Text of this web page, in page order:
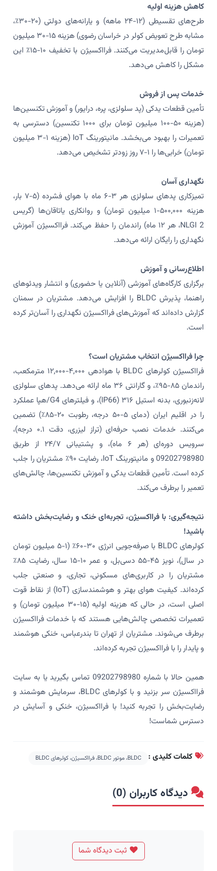
کاهش هزینه اولیه
طرح‌های تقسیطی (۱۲-۲۴ ماهه) و یارانه‌های دولتی (۲۰-۳۰٪،
مشابه طرح تعویض کولر در خراسان رضوی) هزینه ۱۵-۳۰ میلیون
تومان را قابل‌مدیریت می‌کنند. فرااکسیژن با تخفیف ۱۰-۱۵٪ این
مشکل را کاهش می‌دهد.
خدمات پس از فروش
تأمین قطعات یدکی (پد سلولزی، پره، درایور) و آموزش تکنسین‌ها
(هزینه ۵۰-۱۰۰ میلیون تومان برای ۱۰۰۰ تکنسین) دسترسی به
تعمیرات را بهبود می‌بخشد. مانیتورینگ IoT (هزینه ۱-۳ میلیون
تومان) خرابی‌ها را ۱-۷ روز زودتر تشخیص می‌دهد.
نگهداری آسان
تمیزکاری پدهای سلولزی هر ۳-۶ ماه با هوای فشرده (۵-۷ بار،
هزینه ۵۰۰,۰۰۰-۱ میلیون تومان) و روانکاری یاتاقان‌ها (گریس
NLGI 2، هر ۱۲ ماه) راندمان را حفظ می‌کند. فرااکسیژن آموزش
نگهداری را رایگان ارائه می‌دهد.
اطلاع‌رسانی و آموزش
برگزاری کارگاه‌های آموزشی (آنلاین یا حضوری) و انتشار ویدئوهای
راهنما، پذیرش BLDC را افزایش می‌دهد. مشتریان در سمنان
گزارش داده‌اند که آموزش‌های فرااکسیژن نگهداری را آسان‌تر کرده
است.
چرا فرااکسیژن انتخاب مشتریان است؟
فرااکسیژن کولرهای BLDC با هوادهی ۴,۰۰۰-۱۲,۰۰۰ مترمکعب،
راندمان ۸۵-۹۵٪، و گارانتی ۳۶ ماه ارائه می‌دهد. پدهای سلولزی
لانه‌زنبوری، بدنه استیل ۳۱۶ (IP66)، و فیلترهای G4/هپا عملکرد
را در اقلیم ایران (دمای ۵-۵۰ درجه، رطوبت ۲۰-۸۵٪) تضمین
می‌کنند. خدمات نصب حرفه‌ای (تراز لیزری، دقت ۰.۱ درجه)،
سرویس دوره‌ای (هر ۶ ماه)، و پشتیبانی ۲۴/۷ از طریق
09202798980 و مانیتورینگ IoT، رضایت ۹۰٪ مشتریان را جلب
کرده است. تأمین قطعات یدکی و آموزش تکنسین‌ها، چالش‌های
تعمیر را برطرف می‌کند.
نتیجه‌گیری: با فرااکسیژن، تجربه‌ای خنک و رضایت‌بخش داشته
باشید!
کولرهای BLDC با صرفه‌جویی انرژی ۳۰-۶۰٪ (۱-۵ میلیون تومان
در سال)، نویز ۴۵-۵۵ دسی‌بل، و عمر ۱۰-۱۵ سال، رضایت ۸۵٪
مشتریان را در کاربری‌های مسکونی، تجاری، و صنعتی جلب
کرده‌اند. کیفیت هوای بهتر و هوشمندسازی (IoT) از نقاط قوت
اصلی است، در حالی که هزینه اولیه (۱۵-۳۰ میلیون تومان) و
تعمیرات تخصصی چالش‌هایی هستند که با خدمات فرااکسیژن
برطرف می‌شوند. مشتریان از تهران تا بندرعباس، خنکی هوشمند
و پایدار را با فرااکسیژن تجربه کرده‌اند.
همین حالا با شماره 09202798980 تماس بگیرید یا به سایت
فرااکسیژن سر بزنید و با کولرهای BLDC، سرمایش هوشمند و
رضایت‌بخش را تجربه کنید! با فرااکسیژن، خنکی و آسایش در
دسترس شماست!
کلمات کلیدی : BLDC، موتور BLDC، فرااکسیژن، کولرهای BLDC
دیدگاه کاربران (0)
ثبت دیدگاه شما